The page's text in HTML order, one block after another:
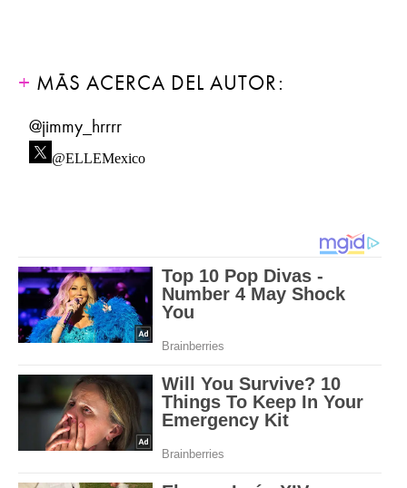
MÁS ACERCA DEL AUTOR:
@jimmy_hrrrr
@ELLEMexico